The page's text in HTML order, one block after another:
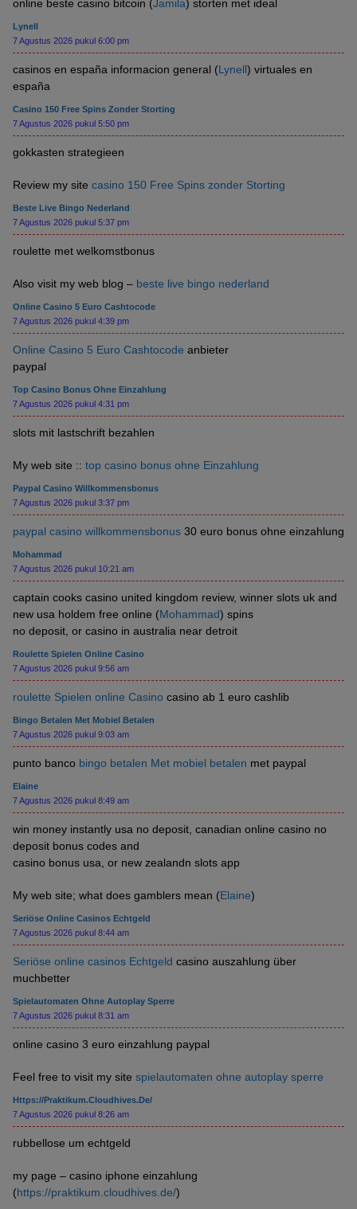
online beste casino bitcoin (Jamila) storten met ideal
Lynell
7 Agustus 2026 pukul 6:00 pm
casinos en españa informacion general (Lynell) virtuales en
españa
Casino 150 Free Spins Zonder Storting
7 Agustus 2026 pukul 5:50 pm
gokkasten strategieen
Review my site casino 150 Free Spins zonder Storting
Beste Live Bingo Nederland
7 Agustus 2026 pukul 5:37 pm
roulette met welkomstbonus
Also visit my web blog – beste live bingo nederland
Online Casino 5 Euro Cashtocode
7 Agustus 2026 pukul 4:39 pm
Online Casino 5 Euro Cashtocode anbieter
paypal
Top Casino Bonus Ohne Einzahlung
7 Agustus 2026 pukul 4:31 pm
slots mit lastschrift bezahlen
My web site :: top casino bonus ohne Einzahlung
Paypal Casino Willkommensbonus
7 Agustus 2026 pukul 3:37 pm
paypal casino willkommensbonus 30 euro bonus ohne einzahlung
Mohammad
7 Agustus 2026 pukul 10:21 am
captain cooks casino united kingdom review, winner slots uk and
new usa holdem free online (Mohammad) spins
no deposit, or casino in australia near detroit
Roulette Spielen Online Casino
7 Agustus 2026 pukul 9:56 am
roulette Spielen online Casino casino ab 1 euro cashlib
Bingo Betalen Met Mobiel Betalen
7 Agustus 2026 pukul 9:03 am
punto banco bingo betalen Met mobiel betalen met paypal
Elaine
7 Agustus 2026 pukul 8:49 am
win money instantly usa no deposit, canadian online casino no
deposit bonus codes and
casino bonus usa, or new zealandn slots app
My web site; what does gamblers mean (Elaine)
Seriöse Online Casinos Echtgeld
7 Agustus 2026 pukul 8:44 am
Seriöse online casinos Echtgeld casino auszahlung über
muchbetter
Spielautomaten Ohne Autoplay Sperre
7 Agustus 2026 pukul 8:31 am
online casino 3 euro einzahlung paypal
Feel free to visit my site spielautomaten ohne autoplay sperre
Https://praktikum.cloudhives.de/
7 Agustus 2026 pukul 8:26 am
rubbellose um echtgeld
my page – casino iphone einzahlung
(https://praktikum.cloudhives.de/)